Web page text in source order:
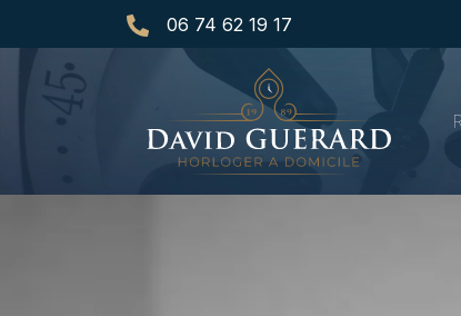
06 74 62 19 17